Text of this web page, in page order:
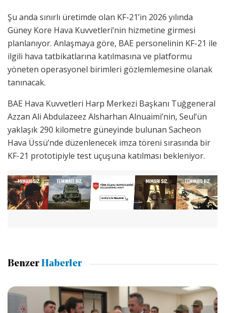
Şu anda sınırlı üretimde olan KF-21’in 2026 yılında
Güney Kore Hava Kuvvetleri’nin hizmetine girmesi
planlanıyor. Anlaşmaya göre, BAE personelinin KF-21 ile
ilgili hava tatbikatlarına katılmasına ve platformu
yöneten operasyonel birimleri gözlemlemesine olanak
tanınacak.
BAE Hava Kuvvetleri Harp Merkezi Başkanı Tuğgeneral
Azzan Ali Abdulazeez Alsharhan Alnuaimi’nin, Seul’ün
yaklaşık 290 kilometre güneyinde bulunan Sacheon
Hava Üssü’nde düzenlenecek imza töreni sırasında bir
KF-21 prototipiyle test uçuşuna katılması bekleniyor.
Benzer Haberler